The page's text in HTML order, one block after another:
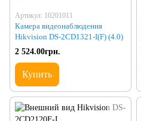
Артикул: 10201011
Камера видеонаблюдения
Hikvision DS-2CD1321-I(F) (4.0)
2 524.00грн.
Купить